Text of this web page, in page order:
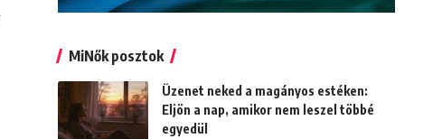
MiNők posztok
Üzenet neked a magányos estéken:
Eljön a nap, amikor nem leszel többé
egyedül